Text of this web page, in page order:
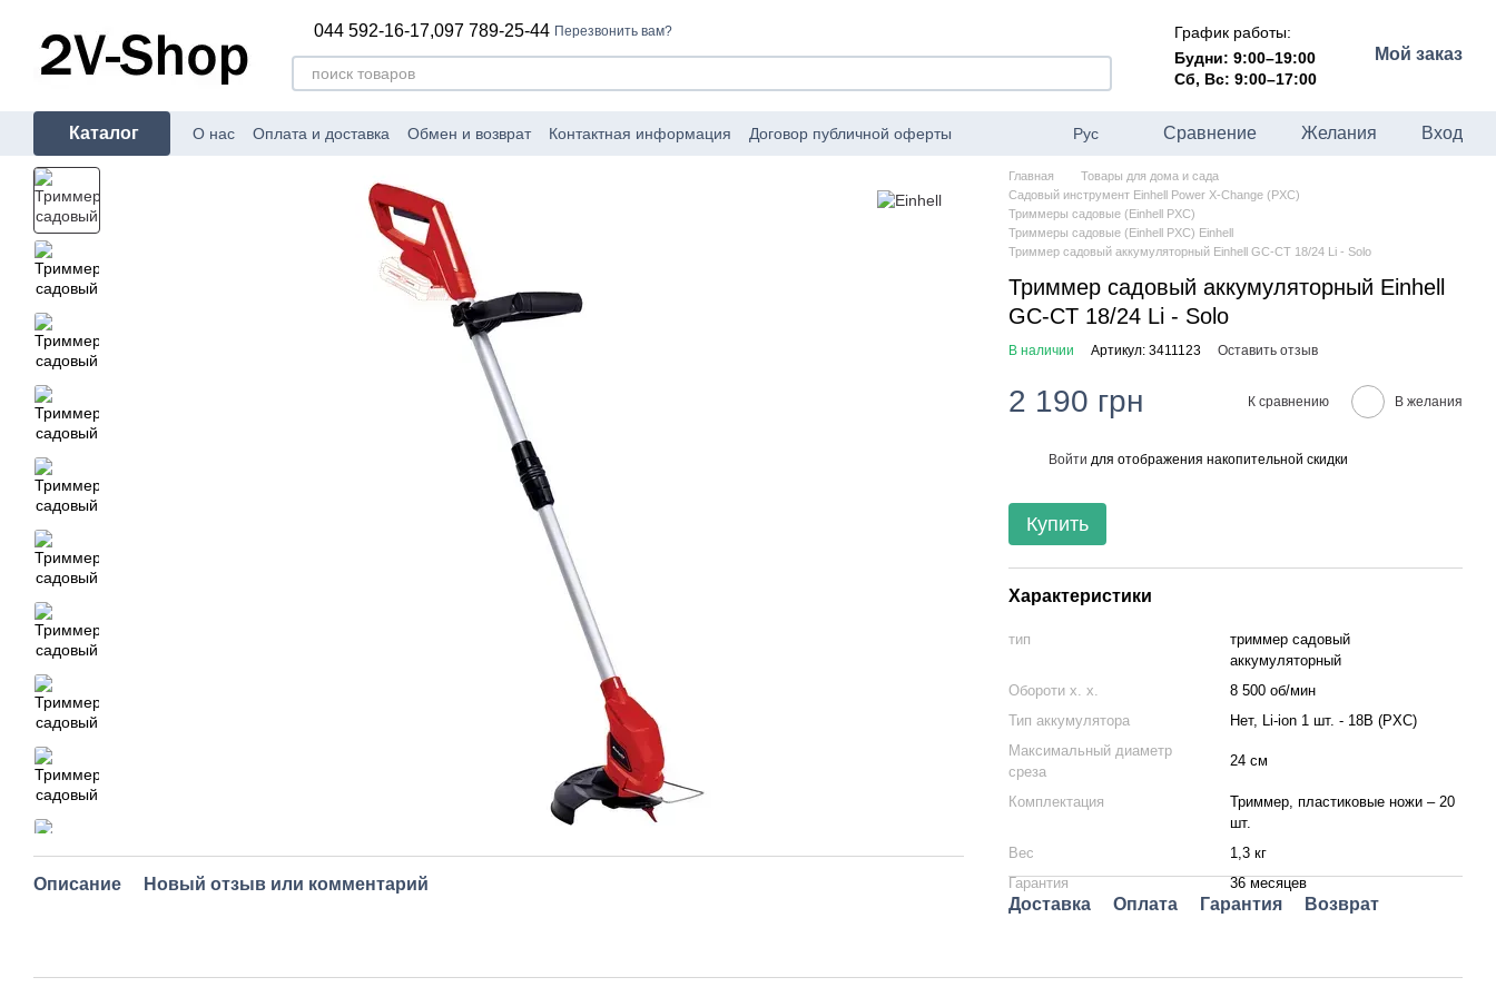
044 592-16-17,097 789-25-44 Перезвонить вам?
График работы:
Будни: 9:00–19:00
Сб, Вс: 9:00–17:00
Мой заказ
Каталог О нас Оплата и доставка Обмен и возврат Контактная информация Договор публичной оферты Рус Сравнение Желания Вход
Описание Новый отзыв или комментарий
Главная
Товары для дома и сада
Садовый инструмент Einhell Power X-Change (PXC)
Триммеры садовые (Einhell PXC)
Триммеры садовые (Einhell PXC) Einhell
Триммер садовый аккумуляторный Einhell GC-CT 18/24 Li - Solo
Триммер садовый аккумуляторный Einhell
GC-CT 18/24 Li - Solo
В наличии Артикул: 3411123 Оставить отзыв
2 190 грн К сравнению В желания
Войти для отображения накопительной скидки
Купить
Характеристики
тип
триммер садовый
аккумуляторный
Обороти х. х.
8 500 об/мин
Тип аккумулятора
Нет, Li-ion 1 шт. - 18В (PXC)
Максимальный диаметр
среза
24 см
Комплектация
Триммер, пластиковые ножи – 20
шт.
Вес
1,3 кг
Гарантия
36 месяцев
Доставка Оплата Гарантия Возврат